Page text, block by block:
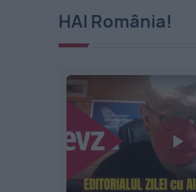
HAI România!